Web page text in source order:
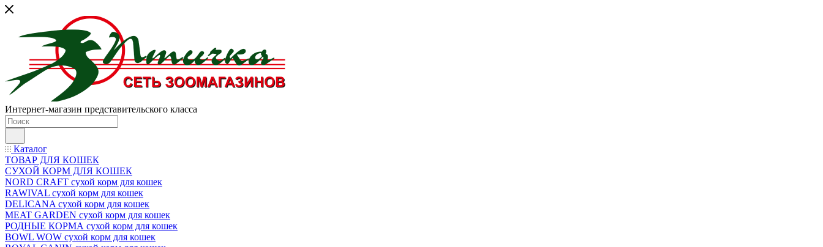
Интернет-магазин представительского класса
Каталог
ТОВАР ДЛЯ КОШЕК
СУХОЙ КОРМ ДЛЯ КОШЕК
NORD CRAFT сухой корм для кошек
RAWIVAL сухой корм для кошек
DELICANA сухой корм для кошек
MEAT GARDEN сухой корм для кошек
РОДНЫЕ КОРМА сухой корм для кошек
BOWL WOW сухой корм для кошек